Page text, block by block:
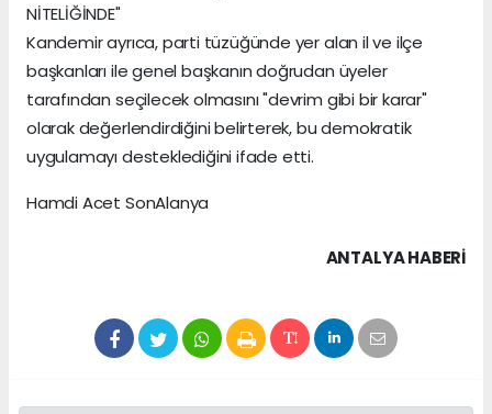
NİTELİĞİNDE"
Kandemir ayrıca, parti tüzüğünde yer alan il ve ilçe
başkanları ile genel başkanın doğrudan üyeler
tarafından seçilecek olmasını "devrim gibi bir karar"
olarak değerlendirdiğini belirterek, bu demokratik
uygulamayı desteklediğini ifade etti.
Hamdi Acet SonAlanya
ANTALYA HABERİ